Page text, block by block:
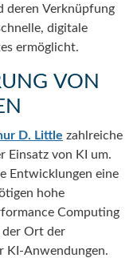
deren Verknüpfung
digitale
ermöglicht.
VON
D. Little zahlreiche
Einsatz von KI um.
Entwicklungen eine
hohe
Computing
Ort der
KI-Anwendungen.